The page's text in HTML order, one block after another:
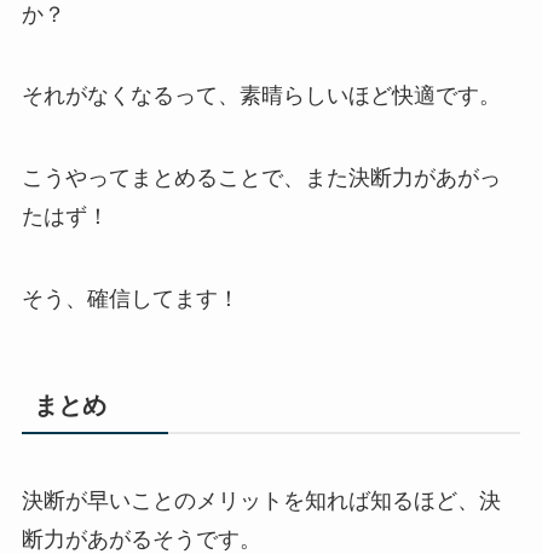
か？
それがなくなるって、素晴らしいほど快適です。
こうやってまとめることで、また決断力があがっ
たはず！
そう、確信してます！
まとめ
決断が早いことのメリットを知れば知るほど、決
断力があがるそうです。